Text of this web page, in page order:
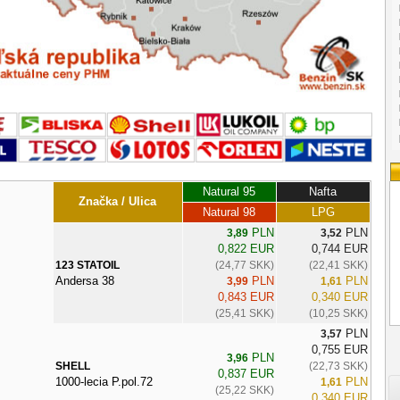
Značka / Ulica
Natural 95
Nafta
Natural 98
LPG
123 STATOIL
Andersa 38
3,89PLN
0,822 EUR
(24,77 SKK)
3,99PLN
0,843 EUR
(25,41 SKK)
3,52 PLN
0,744 EUR
(22,41 SKK)
1,61 PLN
0,340 EUR
(10,25 SKK)
SHELL
1000-lecia P.pol.72
3,96PLN
0,837 EUR
(25,22 SKK)
3,57PLN
0,755 EUR
(22,73 SKK)
1,61 PLN